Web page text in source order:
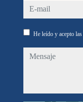
e-mail
He leído y acepto
mensaje